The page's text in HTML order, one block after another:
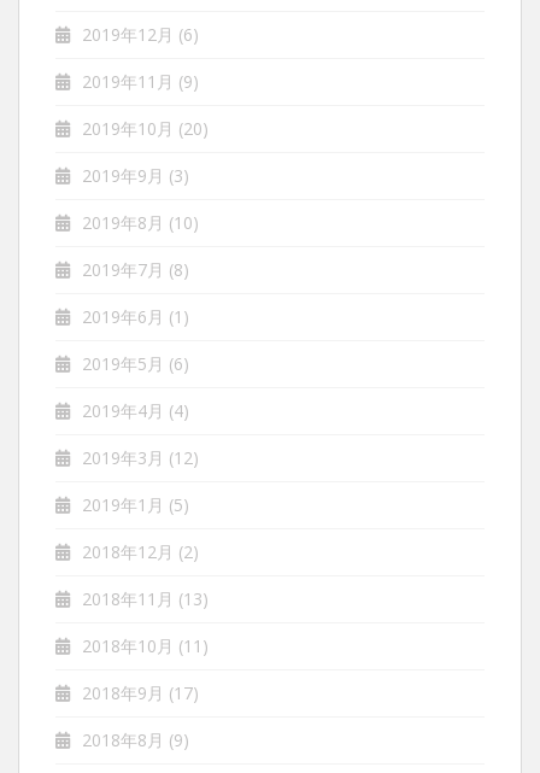
2019年12月 (6)
2019年11月 (9)
2019年10月 (20)
2019年9月 (3)
2019年8月 (10)
2019年7月 (8)
2019年6月 (1)
2019年5月 (6)
2019年4月 (4)
2019年3月 (12)
2019年1月 (5)
2018年12月 (2)
2018年11月 (13)
2018年10月 (11)
2018年9月 (17)
2018年8月 (9)